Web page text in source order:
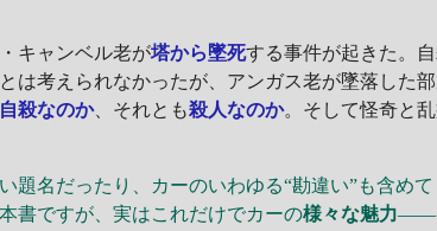
キャンベル老が塔から墜死する事件が起きた。
は考えられなかったが、アンガス老が墜落した
自殺なのか、それとも殺人なのか。そして怪奇と
題名だったり、カーのいわゆる“勘違い”も含め
書ですが、実はこれだけでカーの様々な魅力――